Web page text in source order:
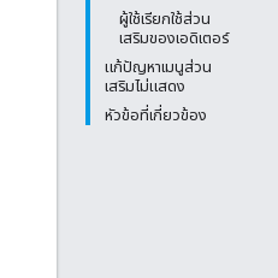
ผู้ใช้เรียกใช้ส่วน
เสริมของเอดิเตอร์
แก้ปัญหาเมนูส่วน
เสริมไม่แสดง
หัวข้อที่เกี่ยวข้อง